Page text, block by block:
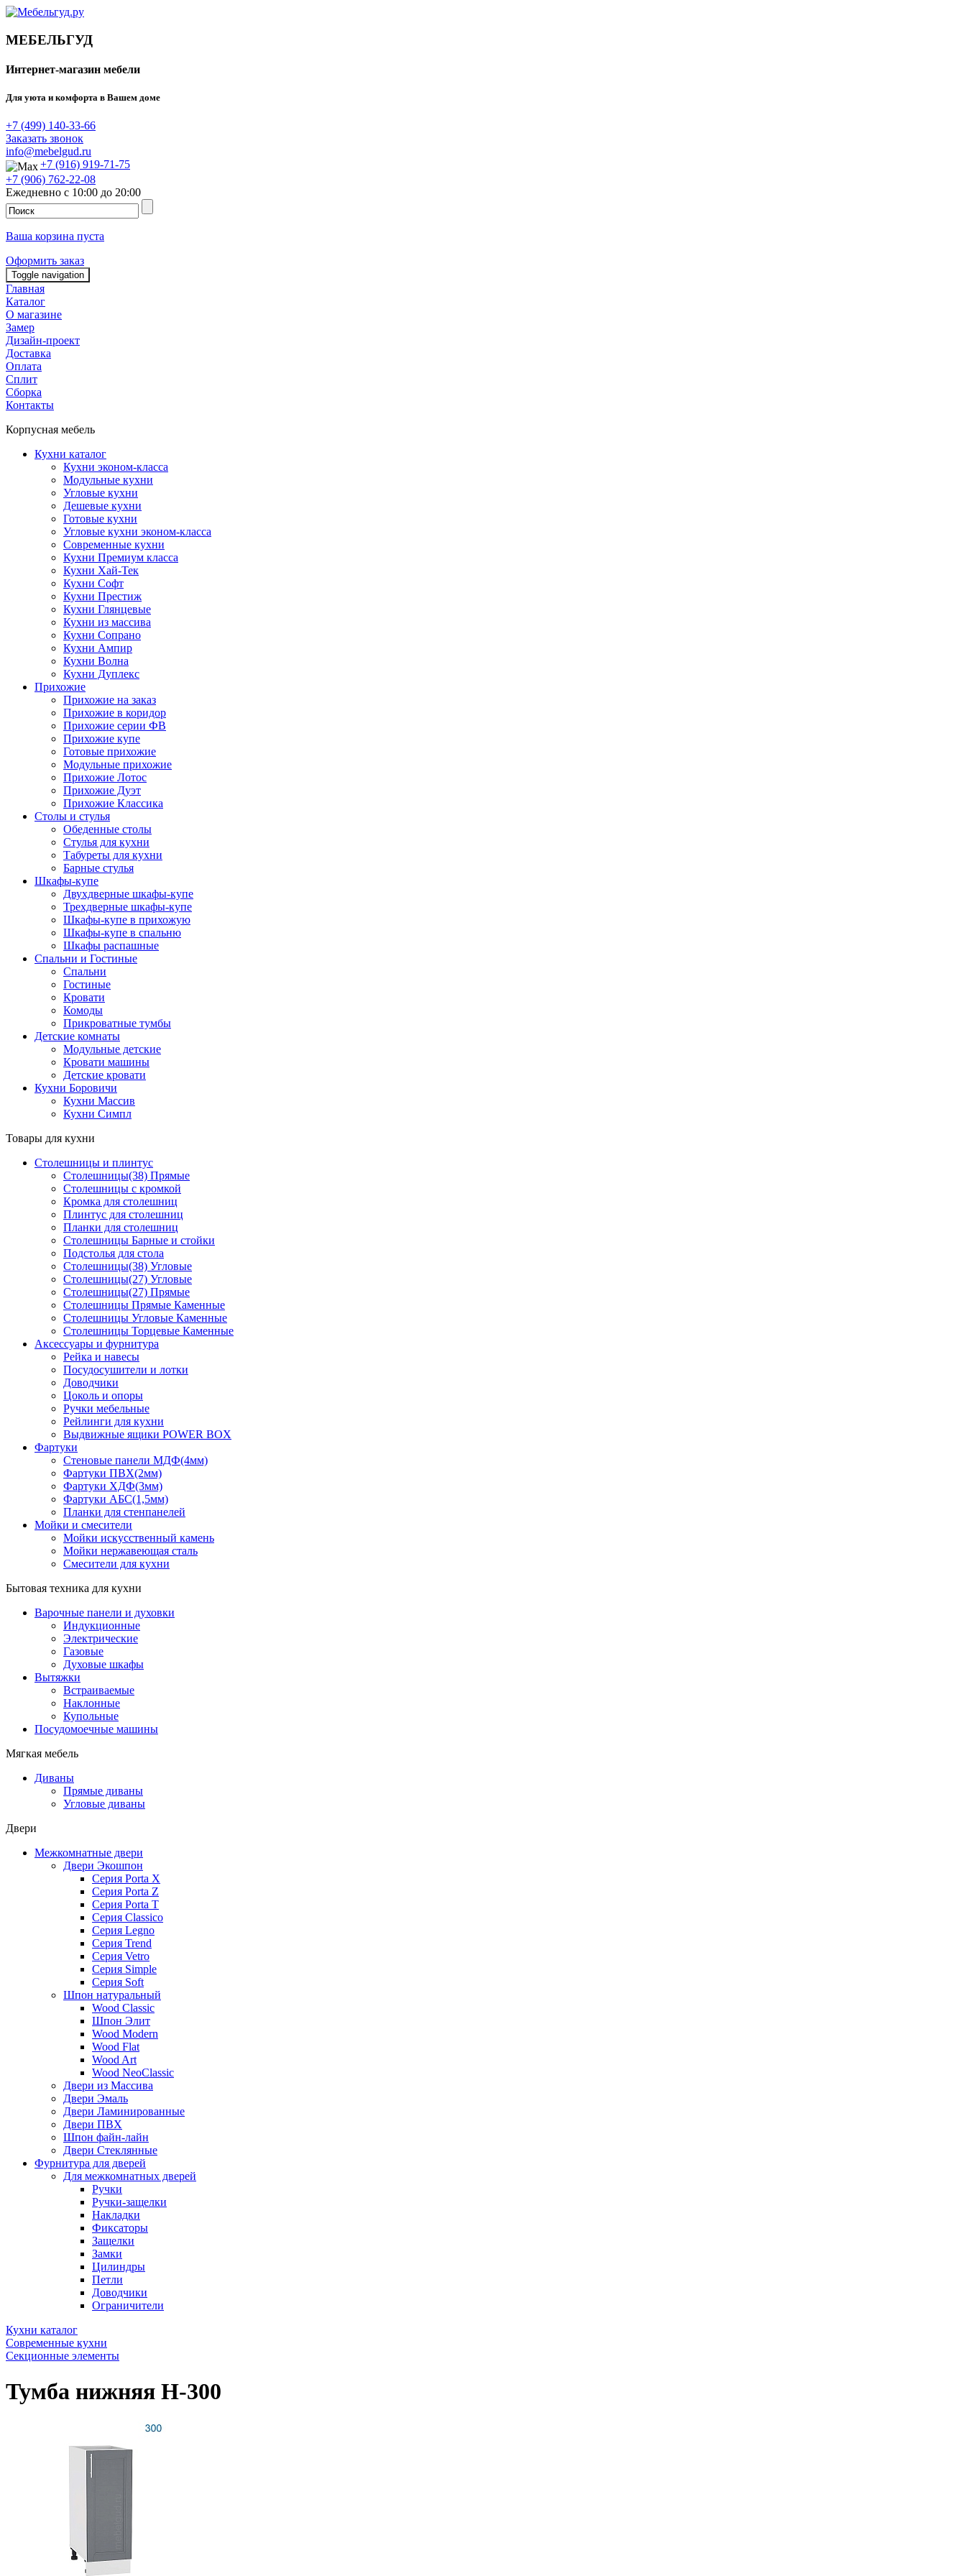
МЕБЕЛЬГУД
Интернет-магазин мебели
Для уюта и комфорта в Вашем доме
+7 (499) 140-33-66
Заказать звонок
info@mebelgud.ru
+7 (916) 919-71-75
+7 (906) 762-22-08
Ежедневно с 10:00 до 20:00
Ваша корзина пуста
Оформить заказ
Toggle navigation
Главная
Каталог
О магазине
Замер
Дизайн-проект
Доставка
Оплата
Сплит
Сборка
Контакты
Корпусная мебель
Кухни каталог
Кухни эконом-класса
Модульные кухни
Угловые кухни
Дешевые кухни
Готовые кухни
Угловые кухни эконом-класса
Современные кухни
Кухни Премиум класса
Кухни Хай-Тек
Кухни Софт
Кухни Престиж
Кухни Глянцевые
Кухни из массива
Кухни Сопрано
Кухни Ампир
Кухни Волна
Кухни Дуплекс
Прихожие
Прихожие на заказ
Прихожие в коридор
Прихожие серии ФВ
Прихожие купе
Готовые прихожие
Модульные прихожие
Прихожие Лотос
Прихожие Дуэт
Прихожие Классика
Столы и стулья
Обеденные столы
Стулья для кухни
Табуреты для кухни
Барные стулья
Шкафы-купе
Двухдверные шкафы-купе
Трехдверные шкафы-купе
Шкафы-купе в прихожую
Шкафы-купе в спальню
Шкафы распашные
Спальни и Гостиные
Спальни
Гостиные
Кровати
Комоды
Прикроватные тумбы
Детские комнаты
Модульные детские
Кровати машины
Детские кровати
Кухни Боровичи
Кухни Массив
Кухни Симпл
Товары для кухни
Столешницы и плинтус
Столешницы(38) Прямые
Столешницы с кромкой
Кромка для столешниц
Плинтус для столешниц
Планки для столешниц
Столешницы Барные и стойки
Подстолья для стола
Столешницы(38) Угловые
Столешницы(27) Угловые
Столешницы(27) Прямые
Столешницы Прямые Каменные
Столешницы Угловые Каменные
Столешницы Торцевые Каменные
Аксессуары и фурнитура
Рейка и навесы
Посудосушители и лотки
Доводчики
Цоколь и опоры
Ручки мебельные
Рейлинги для кухни
Выдвижные ящики POWER BOX
Фартуки
Стеновые панели МДФ(4мм)
Фартуки ПВХ(2мм)
Фартуки ХДФ(3мм)
Фартуки АБС(1,5мм)
Планки для стенпанелей
Мойки и смесители
Мойки искусственный камень
Мойки нержавеющая сталь
Смесители для кухни
Бытовая техника для кухни
Варочные панели и духовки
Индукционные
Электрические
Газовые
Духовые шкафы
Вытяжки
Встраиваемые
Наклонные
Купольные
Посудомоечные машины
Мягкая мебель
Диваны
Прямые диваны
Угловые диваны
Двери
Межкомнатные двери
Двери Экошпон
Серия Porta X
Серия Porta Z
Серия Porta T
Серия Classico
Серия Legno
Серия Trend
Серия Vetro
Серия Simple
Серия Soft
Шпон натуральный
Wood Classic
Шпон Элит
Wood Modern
Wood Flat
Wood Art
Wood NeoClassic
Двери из Массива
Двери Эмаль
Двери Ламинированные
Двери ПВХ
Шпон файн-лайн
Двери Стеклянные
Фурнитура для дверей
Для межкомнатных дверей
Ручки
Ручки-защелки
Накладки
Фиксаторы
Защелки
Замки
Цилиндры
Петли
Доводчики
Ограничители
Кухни каталог
Современные кухни
Секционные элементы
Тумба нижняя Н-300